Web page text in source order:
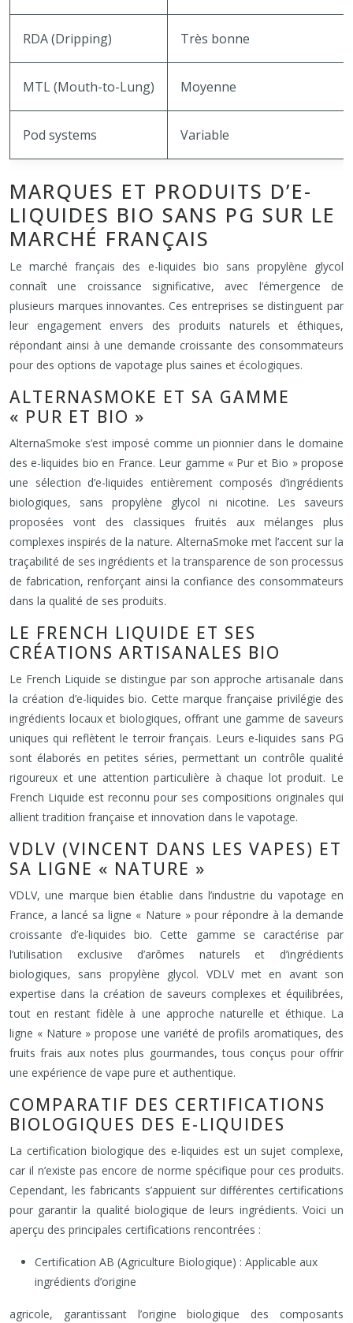
RDA (Dripping) Très bonne
MTL (Mouth-to-Lung) Moyenne
Pod systems Variable
MARQUES ET PRODUITS D’E-
LIQUIDES BIO SANS PG SUR LE
MARCHÉ FRANÇAIS
Le marché français des e-liquides bio sans propylène glycol
connaît une croissance significative, avec l’émergence de
plusieurs marques innovantes. Ces entreprises se distinguent par
leur engagement envers des produits naturels et éthiques,
répondant ainsi à une demande croissante des consommateurs
pour des options de vapotage plus saines et écologiques.
ALTERNASMOKE ET SA GAMME
« PUR ET BIO »
AlternaSmoke s’est imposé comme un pionnier dans le domaine
des e-liquides bio en France. Leur gamme « Pur et Bio » propose
une sélection d’e-liquides entièrement composés d’ingrédients
biologiques, sans propylène glycol ni nicotine. Les saveurs
proposées vont des classiques fruités aux mélanges plus
complexes inspirés de la nature. AlternaSmoke met l’accent sur la
traçabilité de ses ingrédients et la transparence de son processus
de fabrication, renforçant ainsi la confiance des consommateurs
dans la qualité de ses produits.
LE FRENCH LIQUIDE ET SES
CRÉATIONS ARTISANALES BIO
Le French Liquide se distingue par son approche artisanale dans
la création d’e-liquides bio. Cette marque française privilégie des
ingrédients locaux et biologiques, offrant une gamme de saveurs
uniques qui reflètent le terroir français. Leurs e-liquides sans PG
sont élaborés en petites séries, permettant un contrôle qualité
rigoureux et une attention particulière à chaque lot produit. Le
French Liquide est reconnu pour ses compositions originales qui
allient tradition française et innovation dans le vapotage.
VDLV (VINCENT DANS LES VAPES) ET
SA LIGNE « NATURE »
VDLV, une marque bien établie dans l’industrie du vapotage en
France, a lancé sa ligne « Nature » pour répondre à la demande
croissante d’e-liquides bio. Cette gamme se caractérise par
l’utilisation exclusive d’arômes naturels et d’ingrédients
biologiques, sans propylène glycol. VDLV met en avant son
expertise dans la création de saveurs complexes et équilibrées,
tout en restant fidèle à une approche naturelle et éthique. La
ligne « Nature » propose une variété de profils aromatiques, des
fruits frais aux notes plus gourmandes, tous conçus pour offrir
une expérience de vape pure et authentique.
COMPARATIF DES CERTIFICATIONS
BIOLOGIQUES DES E-LIQUIDES
La certification biologique des e-liquides est un sujet complexe,
car il n’existe pas encore de norme spécifique pour ces produits.
Cependant, les fabricants s’appuient sur différentes certifications
pour garantir la qualité biologique de leurs ingrédients. Voici un
aperçu des principales certifications rencontrées :
Certification AB (Agriculture Biologique) : Applicable aux
ingrédients d’origine
agricole, garantissant l’origine biologique des composants